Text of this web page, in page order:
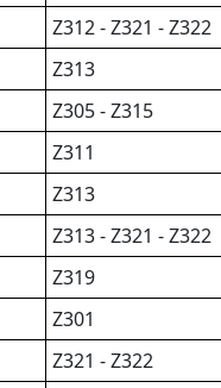
Z312 - Z321 - Z322
Z313
Z305 - Z315
Z311
Z313
Z313 - Z321 - Z322
Z319
Z301
Z321 - Z322